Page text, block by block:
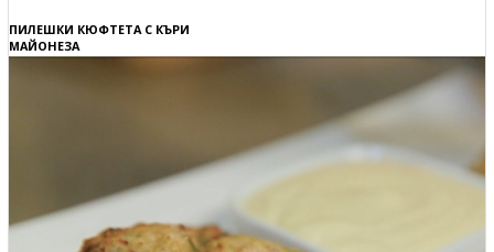
ПИЛЕШКИ КЮФТЕТА С КЪРИ
МАЙОНЕЗА